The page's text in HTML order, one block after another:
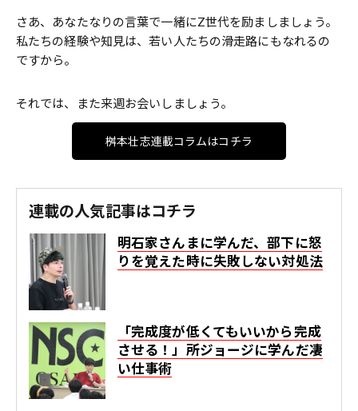
さあ、あなたなりの言葉で一緒にZ世代を励ましましょう。
私たちの経験や知見は、若い人たちの滑走路にもなれるの
ですから。
それでは、また来週お会いしましょう。
桝本壮志連載コラムはコチラ
連載の人気記事はコチラ
明石家さんまに学んだ、部下に怒
りを覚えた時に失敗しない対処法
「完成度が低くてもいいから完成
させる！」所ジョージに学んだ凄
い仕事術